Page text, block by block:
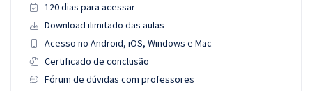
120 dias para acessar
Download ilimitado das aulas
Acesso no Android, iOS, Windows e Mac
Certificado de conclusão
Fórum de dúvidas com professores